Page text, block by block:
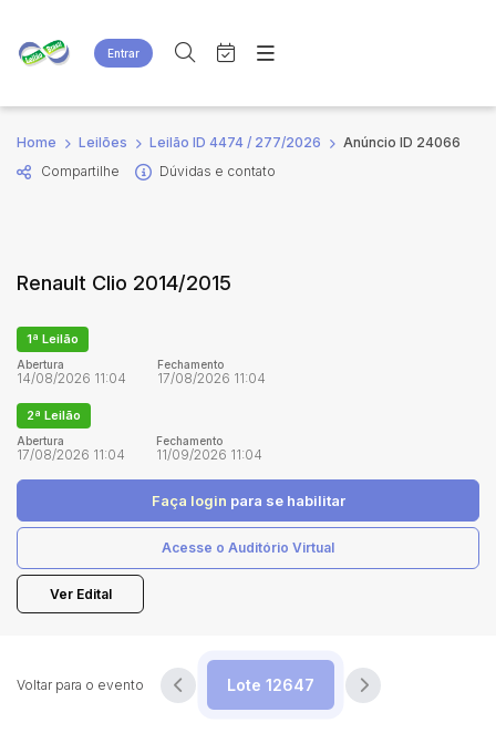
Entrar
Criar conta Entrar
Site
Agenda
Quem Somos
Busca por palavra-chave
Estados
Bairro
Judiciais
Faixa de valor
Quem Somos
Home Leilões Leilão ID 4474 / 277/2026
Anúncio ID 24066
Compartilhe
Dúvidas e contato
Renault Clio 2014/2015
1ª Leilão
Abertura
14/08/2026 11:04
Fechamento
17/08/2026 11:04
2ª Leilão
Abertura
17/08/2026 11:04
Fechamento
11/09/2026 11:04
Faça login para se habilitar
Acesse o Auditório Virtual
Ver Edital
Voltar para o evento